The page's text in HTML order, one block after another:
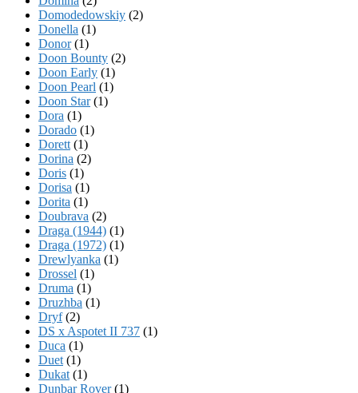
Domodedowskiy (2)
Donella (1)
Donor(1)
Doon Bounty (2)
Doon Early (1)
Doon Pearl (1)
Doon Star(1)
Dora (1)
Dorado (1)
Dorett (1)
Dorina (2)
Doris (1)
Dorisa (1)
Dorita (1)
Doubrava (2)
Draga (1944) (1)
Draga (1972) (1)
Drewlyanka (1)
Drossel (1)
Druma (1)
Druzhba (1)
Dryf(2)
DS x Aspotet II 737 (1)
Duca (1)
Duet (1)
Dukat (1)
Dunbar Rover(1)